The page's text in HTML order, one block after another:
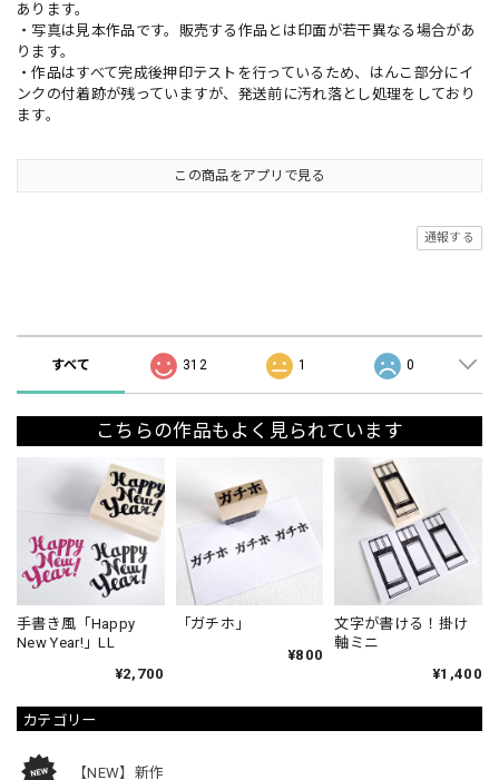
カテゴリー
【NEW】新作
あります。
・写真は見本作品です。販売する作品とは印面が若干異なる場合があ
ります。
・作品はすべて完成後押印テストを行っているため、はんこ部分にイ
ンクの付着跡が残っていますが、発送前に汚れ落とし処理をしており
ます。
この商品をアプリで見る
通報する
すべて 312 1 0
こちらの作品もよく見られています
手書き風「Happy
New Year!」LL
¥2,700
「ガチホ」
¥800
文字が書ける！掛け
軸ミニ
¥1,400